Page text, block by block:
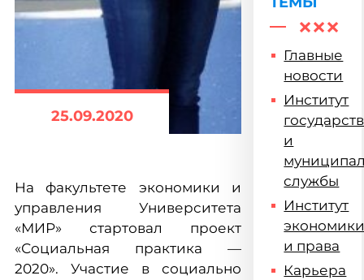
25.09.2020
На факультете экономики и
управления Университета
«МИР» стартовал проект
«Социальная практика —
2020». Участие в социально
Главные
новости
Институт
и
службы
Институт
и права
Карьера